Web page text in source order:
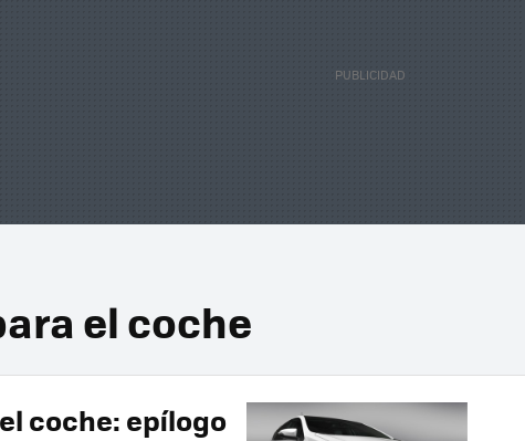
el coche
coche: epílogo